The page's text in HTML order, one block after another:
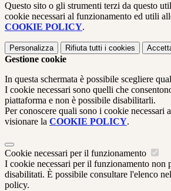
Questo sito o gli strumenti terzi da questo
cookie necessari al funzionamento ed utili
COOKIE POLICY.
Personalizza Rifiuta tutti i cookies
Gestione cookie
In questa schermata è possibile scegliere
I cookie necessari sono quelli che
piattaforma e non è possibile disabilitarli.
Per conoscere quali sono i cookie necessari
visionare la COOKIE POLICY.
Cookie necessari per il funzionamento
I cookie necessari per il funzionamento non
disabilitati. È possibile consultare l'elenco
policy.